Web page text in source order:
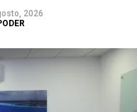
2026